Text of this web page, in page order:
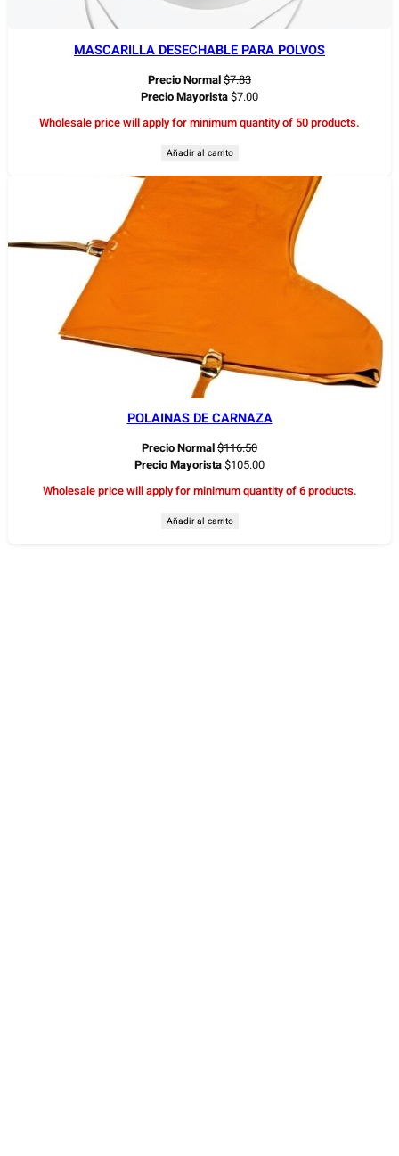
MASCARILLA DESECHABLE PARA POLVOS
Precio Normal$7.83
Precio Mayorista$7.00
Wholesale price will apply for minimum quantity of 50 products.
Añadir al carrito
POLAINAS DE CARNAZA
Precio Normal$116.50
Precio Mayorista$105.00
Wholesale price will apply for minimum quantity of 6 products.
Añadir al carrito